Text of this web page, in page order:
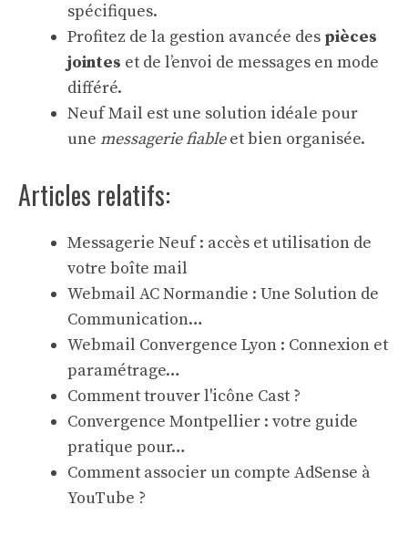
spécifiques.
Profitez de la gestion avancée des pièces
jointes et de l’envoi de messages en mode
différé.
Neuf Mail est une solution idéale pour
une messagerie fiableet bien organisée.
Articles relatifs:
Messagerie Neuf : accès et utilisation de
votre boîte mail
Webmail AC Normandie : Une Solution de
Communication…
Webmail Convergence Lyon : Connexion et
paramétrage…
Comment trouver l'icône Cast ?
Convergence Montpellier : votre guide
pratique pour…
Comment associer un compte AdSense à
YouTube ?